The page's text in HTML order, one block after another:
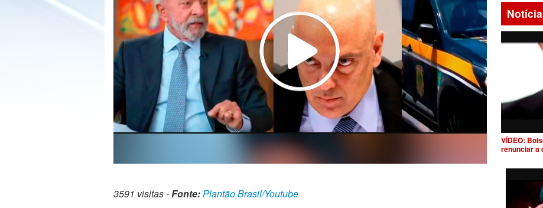
3591 visitas -Fonte:Plantão Brasil/Youtube
VÍDEO:
renunciar a